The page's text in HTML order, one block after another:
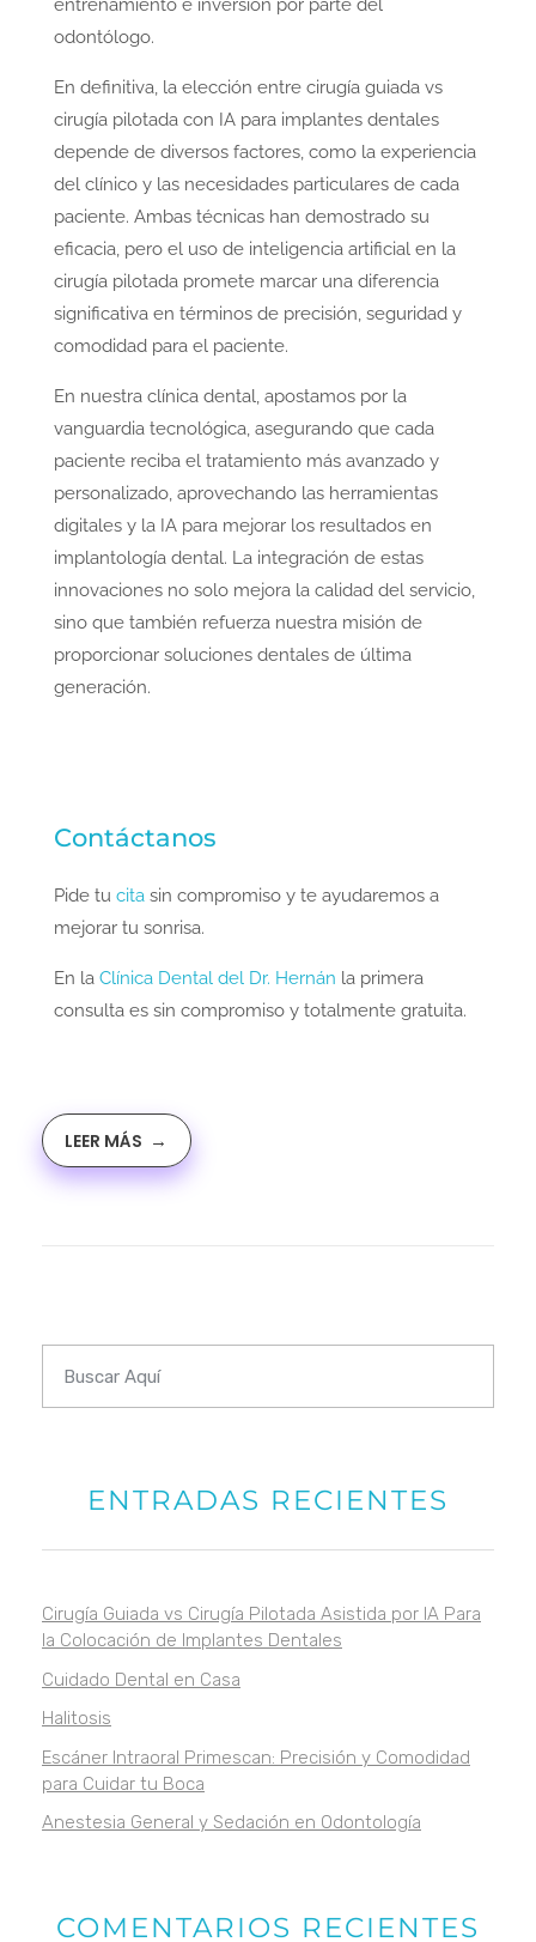
entrenamiento e inversión por parte del
odontólogo.
En definitiva, la elección entre cirugía guiada vs
cirugía pilotada con IA para implantes dentales
depende de diversos factores, como la experiencia
del clínico y las necesidades particulares de cada
paciente. Ambas técnicas han demostrado su
eficacia, pero el uso de inteligencia artificial en la
cirugía pilotada promete marcar una diferencia
significativa en términos de precisión, seguridad y
comodidad para el paciente.
En nuestra clínica dental, apostamos por la
vanguardia tecnológica, asegurando que cada
paciente reciba el tratamiento más avanzado y
personalizado, aprovechando las herramientas
digitales y la IA para mejorar los resultados en
implantología dental. La integración de estas
innovaciones no solo mejora la calidad del servicio,
sino que también refuerza nuestra misión de
proporcionar soluciones dentales de última
generación.
Contáctanos
Pide tu cita sin compromiso y te ayudaremos a
mejorar tu sonrisa.
En la Clínica Dental del Dr. Hernán la primera
consulta es sin compromiso y totalmente gratuita.
LEER MÁS
ENTRADAS RECIENTES
Cirugía Guiada vs Cirugía Pilotada Asistida por IA Para
la Colocación de Implantes Dentales
Cuidado Dental en Casa
Halitosis
Escáner Intraoral Primescan: Precisión y Comodidad
para Cuidar tu Boca
Anestesia General y Sedación en Odontología
COMENTARIOS RECIENTES